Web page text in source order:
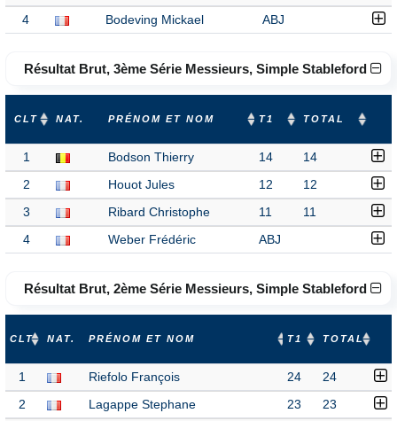
4 Bodeving Mickael ABJ
Résultat Brut, 3ème Série Messieurs, Simple Stableford
CLT NAT. PRÉNOM ET NOM T1 TOTAL
1 Bodson Thierry 14 14
2 Houot Jules 12 12
3 Ribard Christophe 11 11
4 Weber Frédéric ABJ
Résultat Brut, 2ème Série Messieurs, Simple Stableford
CLT NAT. PRÉNOM ET NOM T1 TOTAL
1 Riefolo François 24 24
2 Lagappe Stephane 23 23